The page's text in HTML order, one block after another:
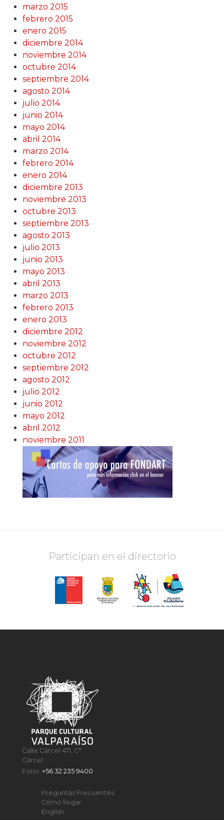
marzo 2015
febrero 2015
enero 2015
diciembre 2014
noviembre 2014
octubre 2014
septiembre 2014
agosto 2014
julio 2014
junio 2014
mayo 2014
abril 2014
marzo 2014
febrero 2014
enero 2014
diciembre 2013
noviembre 2013
octubre 2013
septiembre 2013
agosto 2013
julio 2013
junio 2013
mayo 2013
abril 2013
marzo 2013
febrero 2013
enero 2013
diciembre 2012
noviembre 2012
octubre 2012
septiembre 2012
agosto 2012
julio 2012
junio 2012
mayo 2012
abril 2012
noviembre 2011
Participan en el directorio
Calle Cárcel 471, C°
Cárcel
Fono:+56 32 235 9400
Preguntas Frecuentes
Cómo llegar
English